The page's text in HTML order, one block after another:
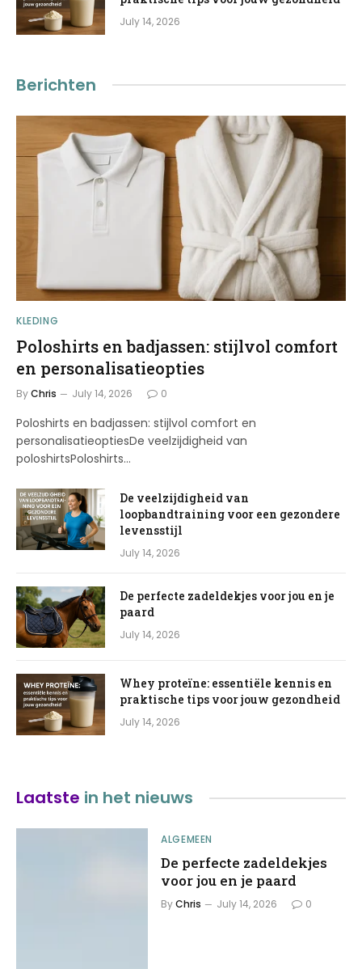
July 14, 2026
Berichten
KLEDING
Poloshirts en badjassen: stijlvol comfort
en personalisatieopties
ByChris July 14, 2026 0
Poloshirts en badjassen: stijlvol comfort en
personalisatieoptiesDe veelzijdigheid van
poloshirtsPoloshirts…
De veelzijdigheid van
loopbandtraining voor een gezondere
levensstijl
July 14, 2026
De perfecte zadeldekjes voor jou en je
paard
July 14, 2026
Whey proteïne: essentiële kennis en
praktische tips voor jouw gezondheid
July 14, 2026
Laatste in het nieuws
ALGEMEEN
De perfecte zadeldekjes
voor jou en je paard
ByChris July 14, 2026 0